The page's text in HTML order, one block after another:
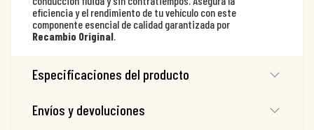
eficiencia y el rendimiento de tu vehículo con este
componente esencial de calidad garantizada por
Recambio Original.
Especificaciones del producto
Envíos y devoluciones